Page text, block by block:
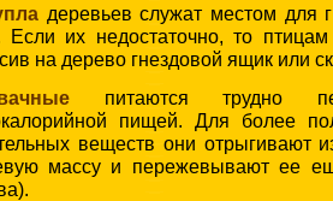
деревьев служат местом для
Если их недостаточно, то
на дерево гнездовой ящик или
питаются трудно
пищей. Для более
веществ они отрыгивают
массу и пережевывают ее